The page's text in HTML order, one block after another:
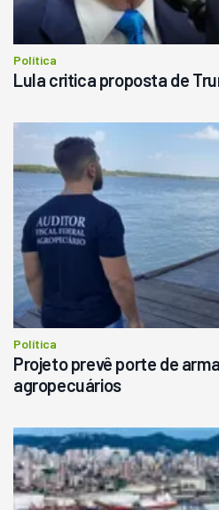
Política
Lula critica proposta de
Política
Projeto prevê porte de
agropecuários